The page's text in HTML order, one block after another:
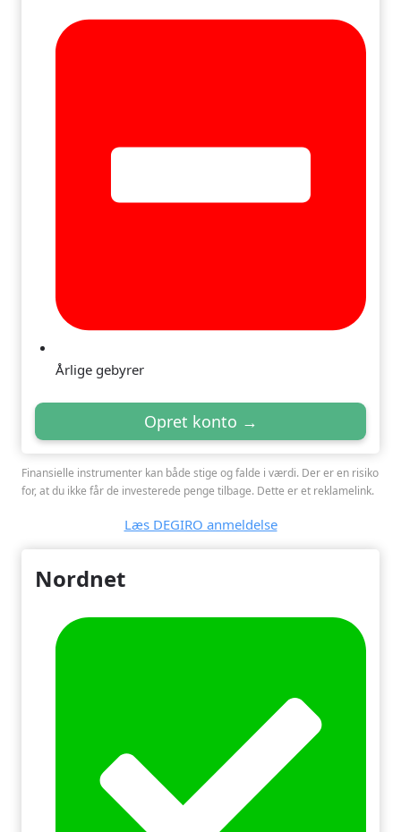
Årlige gebyrer
Opret konto →
Finansielle instrumenter kan både stige og falde i værdi. Der er en risiko
for, at du ikke får de investerede penge tilbage. Dette er et reklamelink.
Læs DEGIRO anmeldelse
Nordnet